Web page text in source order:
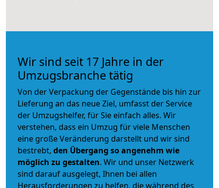
Wir sind seit 17 Jahre in der
Umzugsbranche tätig
Von der Verpackung der Gegenstände bis hin zur
Lieferung an das neue Ziel, umfasst der Service
der Umzugshelfer, für Sie einfach alles. Wir
verstehen, dass ein Umzug für viele Menschen
eine große Veränderung darstellt und wir sind
bestrebt, den Übergang so angenehm wie
möglich zu gestalten. Wir und unser Netzwerk
sind darauf ausgelegt, Ihnen bei allen
Herausforderungen zu helfen, die während des